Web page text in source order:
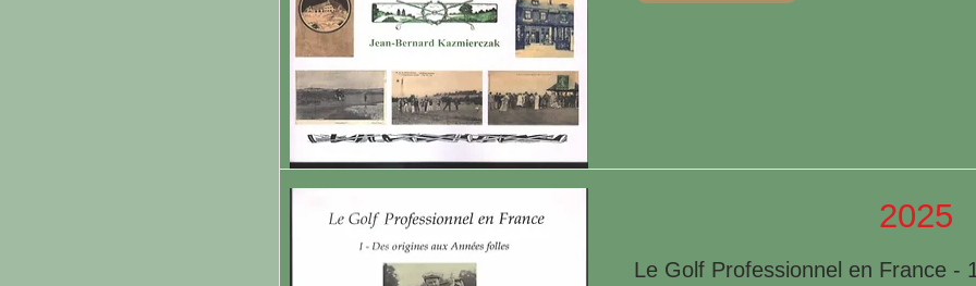
2025
Le Golf Professionnel en France -